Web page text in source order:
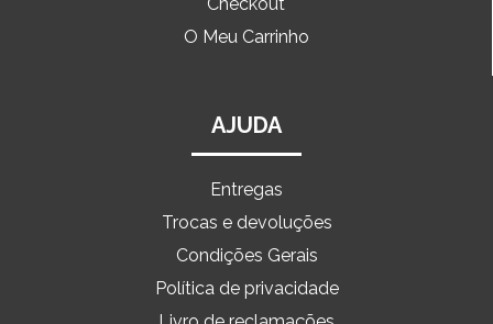
O Meu Carrinho
AJUDA
Entregas
Trocas e devoluções
Condições Gerais
Política de privacidade